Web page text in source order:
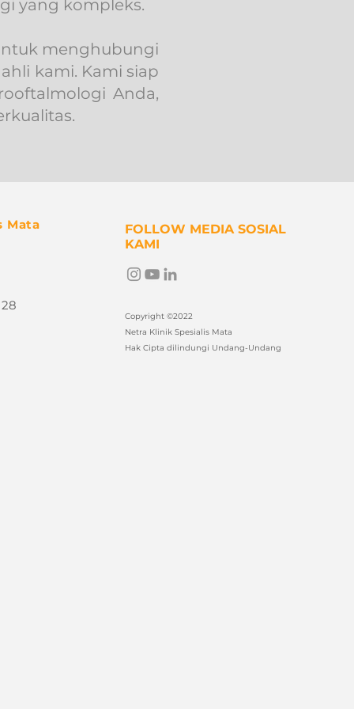
yang kompleks.
menghubungi
kami. Kami siap
Anda,
Mata
FOLLOW MEDIA SOSIAL
KAMI
Copyright ©2022
Netra Klinik Spesialis Mata
Hak Cipta dilindungi Undang-Undang